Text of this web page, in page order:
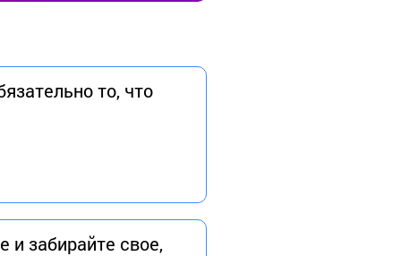
то, что
и забирайте свое,